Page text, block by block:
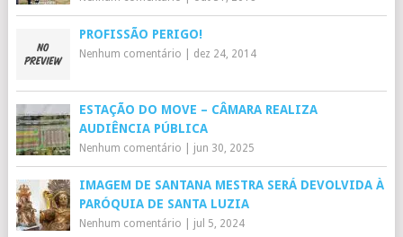
PROFISSÃO PERIGO!
Nenhum comentário dez 24, 2014
ESTAÇÃO DO MOVE – CÂMARA REALIZA
AUDIÊNCIA PÚBLICA
Nenhum comentário jun 30, 2025
IMAGEM DE SANTANA MESTRA SERÁ DEVOLVIDA À
PARÓQUIA DE SANTA LUZIA
Nenhum comentário jul 5, 2024